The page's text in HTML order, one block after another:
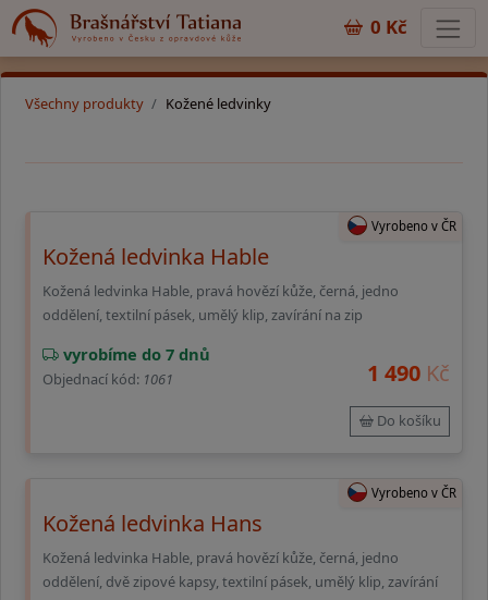
0 Kč
Všechny produkty Kožené ledvinky
Vyrobeno v ČR
Kožená ledvinka Hable
Kožená ledvinka Hable, pravá hovězí kůže, černá, jedno
oddělení, textilní pásek, umělý klip, zavírání na zip
vyrobíme do 7 dnů
Objednací kód: 1061 1 490 Kč
Do košíku
Vyrobeno v ČR
Kožená ledvinka Hans
Kožená ledvinka Hable, pravá hovězí kůže, černá, jedno
oddělení, dvě zipové kapsy, textilní pásek, umělý klip, zavírání